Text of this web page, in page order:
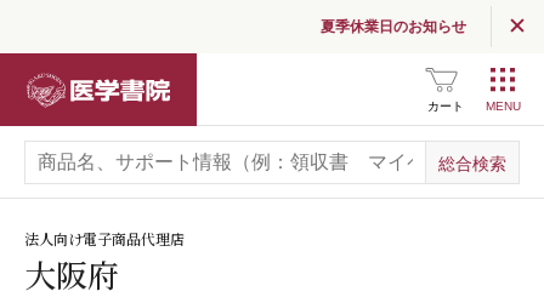
夏季休業日のお知らせ
カート
法人向け電子商品代理店
大阪府